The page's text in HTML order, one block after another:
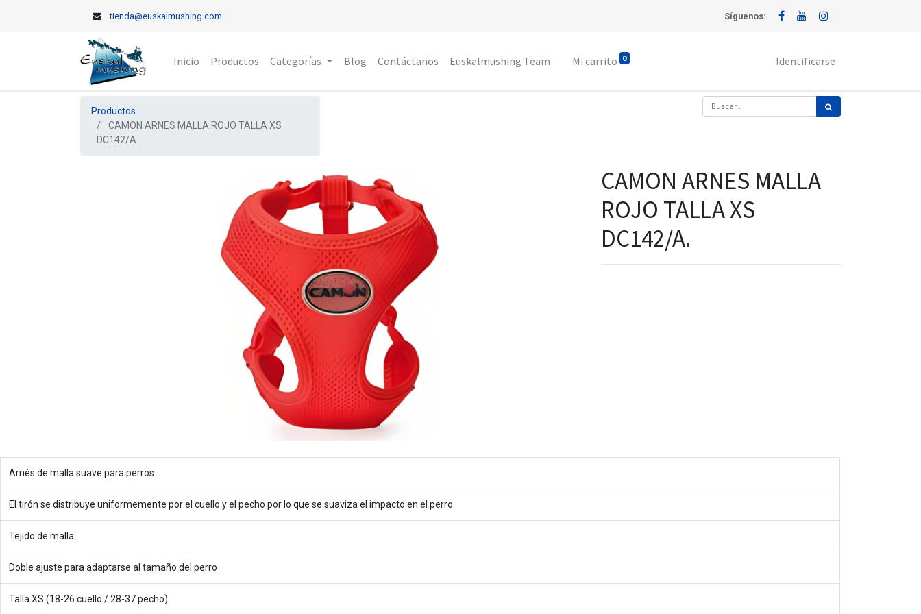
tienda@euskalmushing.com Síguenos:
Inicio Productos Categorías Blog Contáctanos Euskalmushing Team Mi carrito 0 Identificarse
Productos
CAMON ARNES MALLA ROJO TALLA XS
DC142/A.
CAMON ARNES MALLA
ROJO TALLA XS
DC142/A.
Arnés de malla suave para perros
El tirón se distribuye uniformemente por el cuello y el pecho por lo que se suaviza el impacto en el perro
Tejido de malla
Doble ajuste para adaptarse al tamaño del perro
Talla XS (18-26 cuello / 28-37 pecho)